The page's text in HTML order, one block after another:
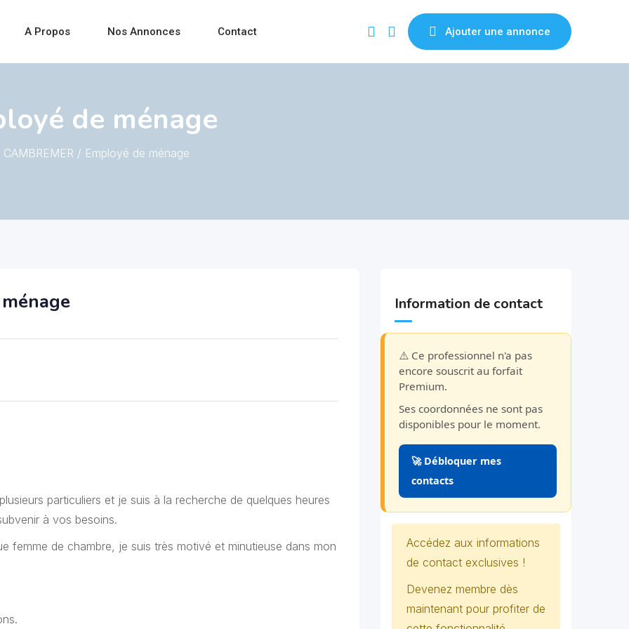
A Propos Nos Annonces Contact Ajouter une annonce
de ménage
CAMBREMER / Employé de ménage
particuliers et je suis à la recherche de quelques heures
à vos besoins.
femme de chambre, je suis très motivé et minutieuse dans mon
Information de contact
⚠️ Ce professionnel n'a pas
encore souscrit au forfait
Premium.
Ses coordonnées ne sont pas
disponibles pour le moment.
🚀 Débloquer mes
contacts
Accédez aux informations
de contact exclusives !
Devenez membre dès
maintenant pour profiter de